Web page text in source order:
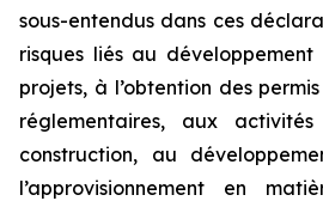
sous-entendus dans ces
risques liés au
projets, à l’obtention des
réglementaires, aux
construction, au
l’approvisionnement en